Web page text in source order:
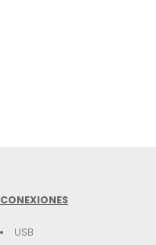
CONEXIONES
USB